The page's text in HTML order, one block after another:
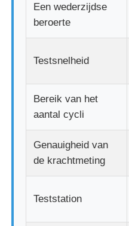
Een wederzijdse
beroerte
Testsnelheid
Bereik van het
aantal cycli
Genauigheid van
de krachtmeting
Teststation